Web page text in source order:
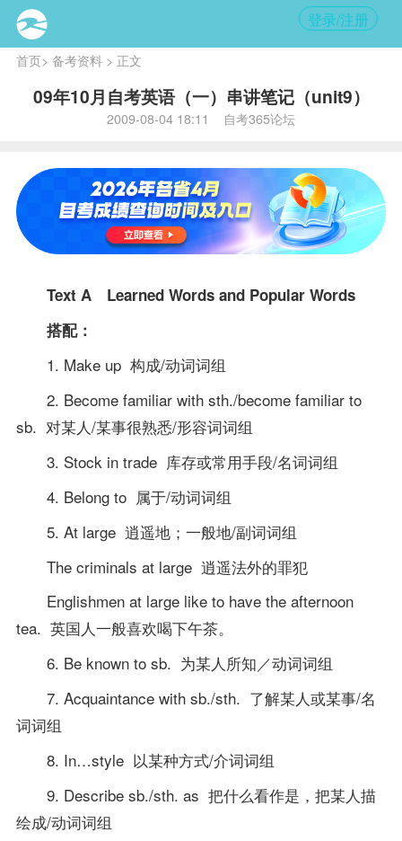
登录/注册
首页> 备考资料> 正文
09年10月自考英语（一）串讲笔记（unit9）
2009-08-04 18:11 自考365论坛
Text A Learned Words and Popular Words
搭配：
1. Make up 构成/动词词组
2. Become familiar with sth./become familiar to
sb. 对某人/某事很熟悉/形容词词组
3. Stock in trade 库存或常用手段/名词词组
4. Belong to 属于/动词词组
5. At large 逍遥地；一般地/副词词组
The criminals at large 逍遥法外的罪犯
Englishmen at large like to have the afternoon
tea. 英国人一般喜欢喝下午茶。
6. Be known to sb. 为某人所知／动词词组
7. Acquaintance with sb./sth. 了解某人或某事/名
词词组
8. In…style 以某种方式/介词词组
9. Describe sb./sth. as 把什么看作是，把某人描
绘成/动词词组